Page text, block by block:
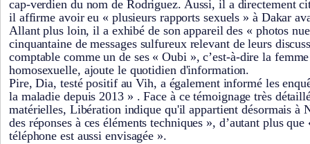
cap-verdien du nom de Rodriguez. Aussi, il a directement
il affirme avoir eu « plusieurs rapports sexuels » à Dakar
Allant plus loin, il a exhibé de son appareil des « photos
cinquantaine de messages sulfureux relevant de leurs
comptable comme un de ses « Oubi », c’est-à-dire la
homosexuelle, ajoute le quotidien d'information.
Pire, Dia, testé positif au Vih, a également informé les
la maladie depuis 2013 » . Face à ce témoignage très
matérielles, Libération indique qu'il appartient désormais à
des réponses à ces éléments techniques », d’autant plus
téléphone est aussi envisagée ».